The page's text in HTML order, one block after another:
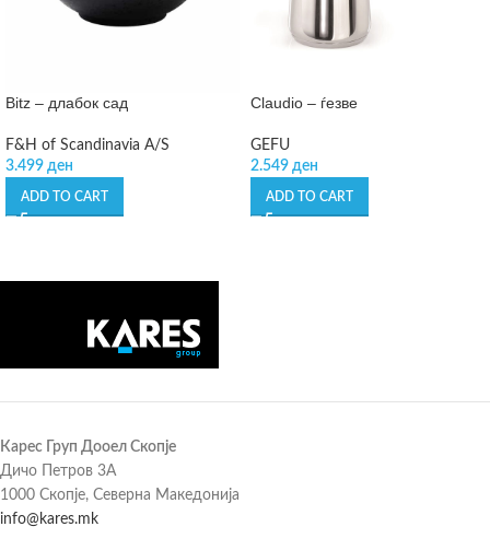
Bitz – длабок сад
F&H of Scandinavia A/S
3.499 ден
ADD TO CART
Claudio – ѓезве
GEFU
2.549 ден
ADD TO CART
Карес Груп Дооел Скопје
Дичо Петров 3А
1000 Скопје, Северна Македонија
info@kares.mk